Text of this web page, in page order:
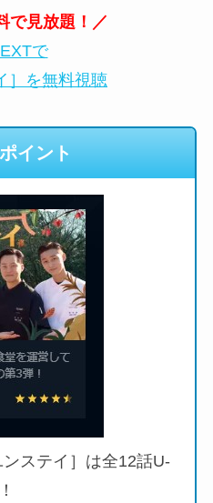
で見放題！／
で
］を無料視聴
イント
ンステイ］は全12話U-